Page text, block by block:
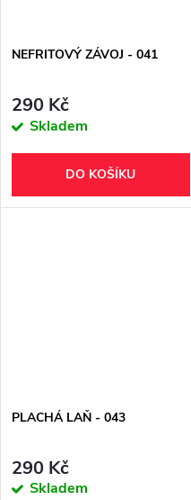
NEFRITOVÝ ZÁVOJ - 041
290 Kč
Skladem
DO KOŠÍKU
PLACHÁ LAŇ - 043
290 Kč
Skladem